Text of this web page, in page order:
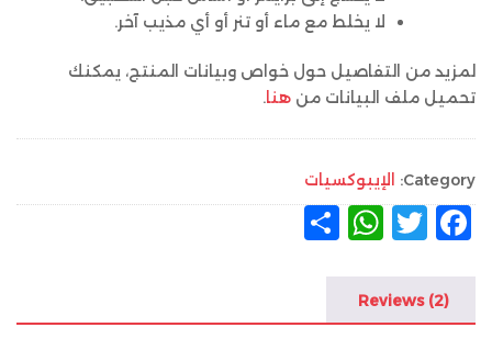
لا يخلط مع ماء أو تنر أو أي مذيب آخر.
لمزيد من التفاصيل حول خواص وبيانات المنتج، يمكنك
تحميل ملف البيانات من هنا.
Category: الإيبوكسيات
F
c
e
T
it
te
W
s
Reviews (2)